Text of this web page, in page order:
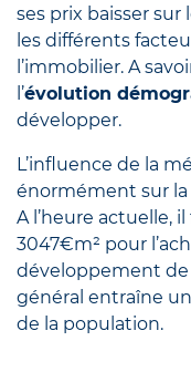
ses prix baisser sur
les différents
l’immobilier. A
l’évolution
développer.
L’influence de la
énormément sur la
A l’heure actuelle,
3047€m² pour
développement de
général entraîne
de la population.